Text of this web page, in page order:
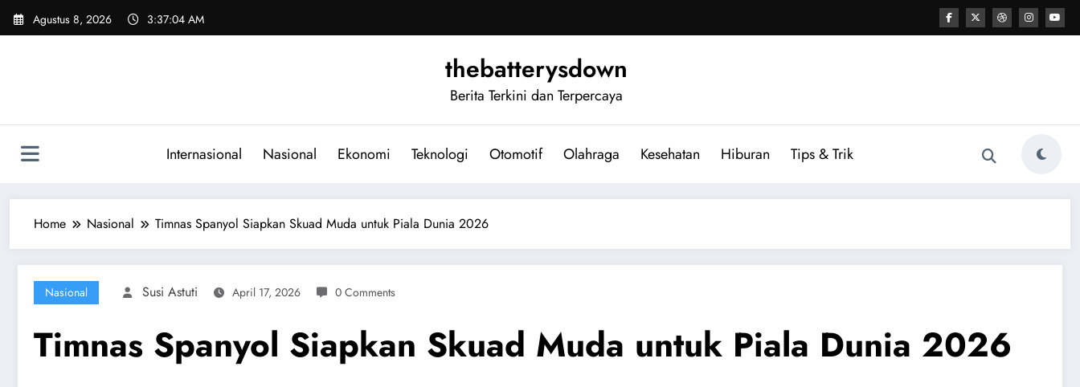
Skip
Agustus 8, 2026 3:37:05 AM
thebatterysdown
Berita Terkini dan Terpercaya
Internasional Nasional Ekonomi Teknologi Otomotif Olahraga Kesehatan Hiburan Tips & Trik
Home Nasional Timnas Spanyol Siapkan Skuad Muda untuk Piala Dunia 2026
Nasional Susi Astuti April 17, 2026 0 Comments
Timnas Spanyol Siapkan Skuad Muda untuk Piala Dunia 2026